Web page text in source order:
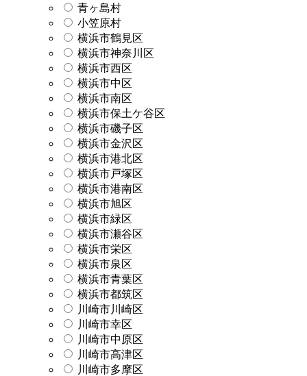
青ヶ島村
小笠原村
横浜市鶴見区
横浜市神奈川区
横浜市西区
横浜市中区
横浜市南区
横浜市保土ケ谷区
横浜市磯子区
横浜市金沢区
横浜市港北区
横浜市戸塚区
横浜市港南区
横浜市旭区
横浜市緑区
横浜市瀬谷区
横浜市栄区
横浜市泉区
横浜市青葉区
横浜市都筑区
川崎市川崎区
川崎市幸区
川崎市中原区
川崎市高津区
川崎市多摩区